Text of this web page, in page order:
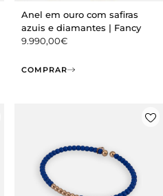
Anel em ouro com safiras
azuis e diamantes | Fancy
9.990,00€
COMPRAR